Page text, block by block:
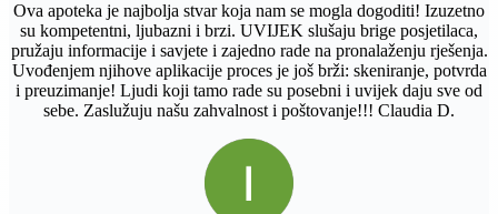
Ova apoteka je najbolja stvar koja nam se mogla dogoditi! Izuzetno
su kompetentni, ljubazni i brzi. UVIJEK slušaju brige posjetilaca,
pružaju informacije i savjete i zajedno rade na pronalaženju rješenja.
Uvođenjem njihove aplikacije proces je još brži: skeniranje, potvrda
i preuzimanje! Ljudi koji tamo rade su posebni i uvijek daju sve od
sebe. Zaslužuju našu zahvalnost i poštovanje!!! Claudia D.